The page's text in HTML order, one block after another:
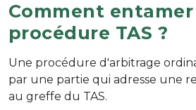
Comment
procédure TAS ?
Une procédure d'arbitrage
par une partie qui adresse une
au greffe du TAS.